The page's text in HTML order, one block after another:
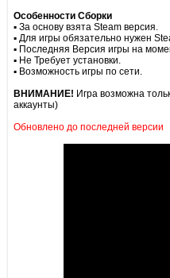
Особенности Сборки
▪ За основу взята Steam версия.
▪ Для игры обязательно нужен
▪ Последняя Версия игры на
▪ Не Требует установки.
▪ Возможность игры по сети.
ВНИМАНИЕ! Игра возможна
аккаунты)
Обновлено до последней версии